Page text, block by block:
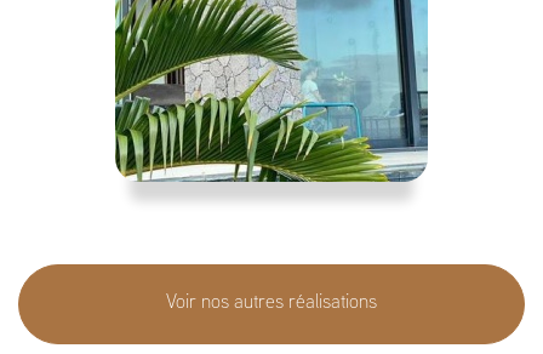
Voir nos autres réalisations